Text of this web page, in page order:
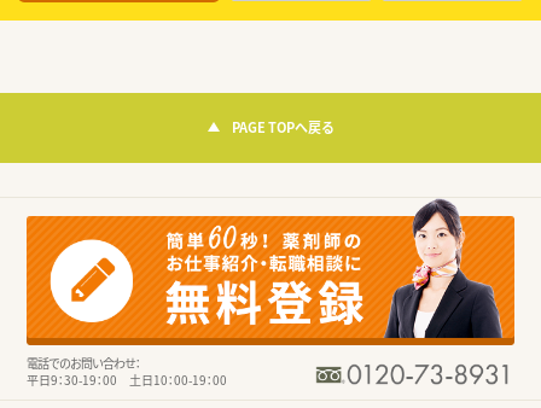
PAGE TOPへ戻る
電話でのお問い合わせ：
平日9：30-19：00 土日10：00-19：00